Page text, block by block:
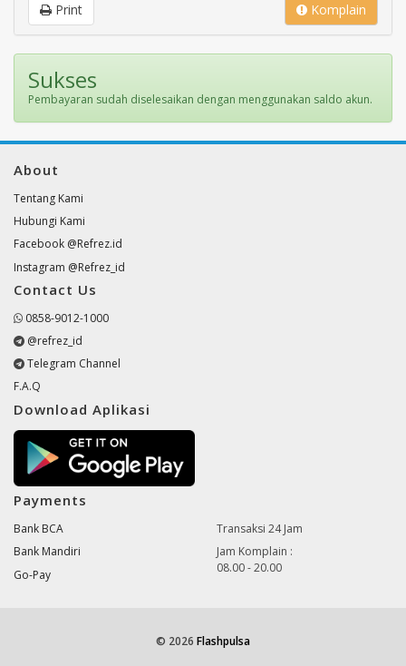
Komplain
Print
Sukses
Pembayaran sudah diselesaikan dengan menggunakan saldo akun.
About
Tentang Kami
Hubungi Kami
Facebook @Refrez.id
Instagram @Refrez_id
Contact Us
0858-9012-1000
@refrez_id
Telegram Channel
F.A.Q
Download Aplikasi
Payments
Bank BCA
Bank Mandiri
Go-Pay
Transaksi 24 Jam
Jam Komplain :
08.00 - 20.00
© 2026 Flashpulsa